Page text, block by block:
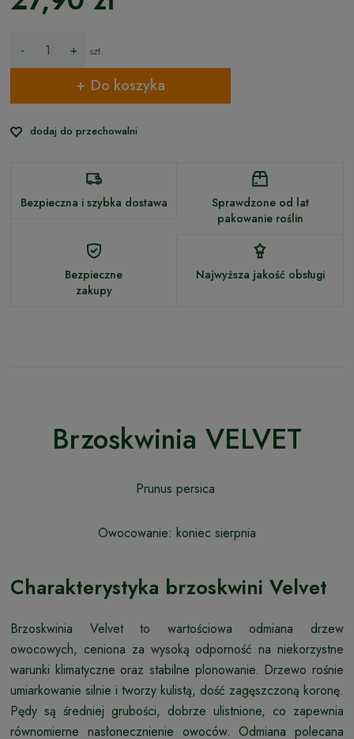
- + szt.
Do koszyka
dodaj do przechowalni
Bezpieczna i szybka dostawa
Sprawdzone od lat
pakowanie roślin
Bezpieczne
zakupy
Najwyższa jakość obsługi
Brzoskwinia VELVET
Prunus persica
Owocowanie: koniec sierpnia
Charakterystyka brzoskwini Velvet
Brzoskwinia Velvet to wartościowa odmiana drzew
owocowych, ceniona za wysoką odporność na niekorzystne
warunki klimatyczne oraz stabilne plonowanie. Drzewo rośnie
umiarkowanie silnie i tworzy kulistą, dość zagęszczoną koronę.
Pędy są średniej grubości, dobrze ulistnione, co zapewnia
równomierne nasłonecznienie owoców. Odmiana polecana